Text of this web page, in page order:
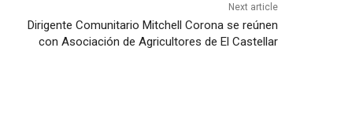
Next article
Dirigente Comunitario Mitchell Corona se reúnen
con Asociación de Agricultores de El Castellar